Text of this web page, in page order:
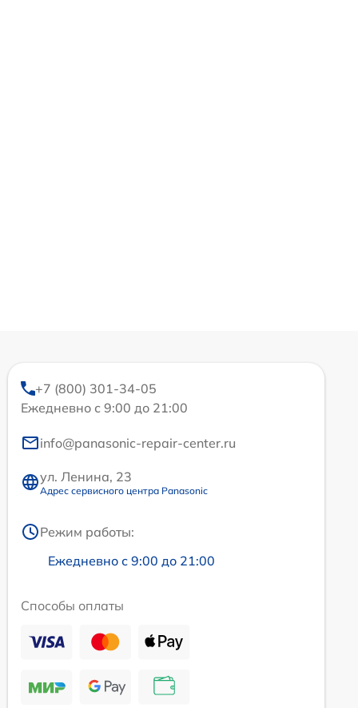
+7 (800) 301-34-05
Ежедневно с 9:00 до 21:00
info@panasonic-repair-center.ru
ул. Ленина, 23
Адрес сервисного центра Panasonic
Режим работы:
Ежедневно с 9:00 до 21:00
Способы оплаты